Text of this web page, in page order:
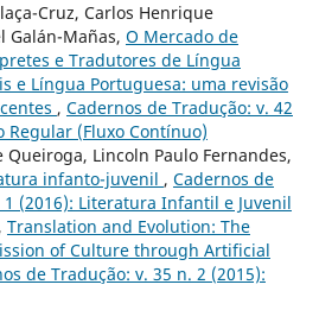
Cruz, Carlos Henrique
Galán-Mañas, O Mercado de
e Tradutores de Língua
e Língua Portuguesa: uma revisão
, Cadernos de Tradução: v. 42
Regular (Fluxo Contínuo)
Queiroga, Lincoln Paulo Fernandes,
infanto-juvenil , Cadernos de
1 (2016): Literatura Infantil e Juvenil
Translation and Evolution: The
of Culture through Artificial
de Tradução: v. 35 n. 2 (2015):